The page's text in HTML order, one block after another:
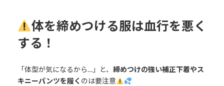
体を締めつける服は血行を悪く
する！
「体型が気になるから…」と、 締めつけの強い補正下着やス
キニーパンツを履く のは要注意